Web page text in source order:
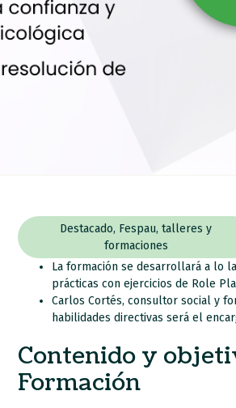
Destacado, Fespau,talleres y
formaciones
La formación se desarrollará a lo
prácticas con ejercicios de Role
Carlos Cortés, consultor social y
habilidades directivas será el
Contenido y
Formación